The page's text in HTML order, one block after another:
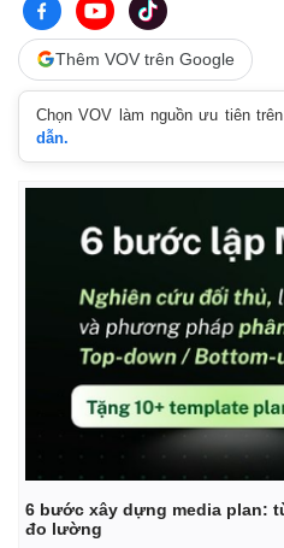
Thêm VOV trên Google
Chọn VOV làm nguồn ưu tiên
dẫn.
6 bước xây dựng media plan:
đo lường